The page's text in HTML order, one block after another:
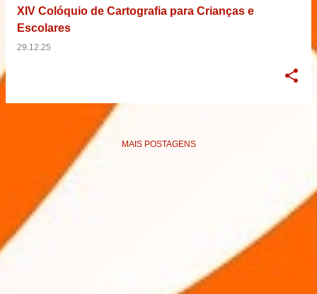
XIV Colóquio de Cartografia para Crianças e
Escolares
29.12.25
MAIS POSTAGENS